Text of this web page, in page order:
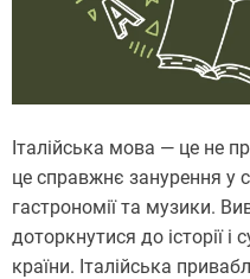
Італійська мова — це не
це справжнє занурення у
гастрономії та музики.
доторкнутися до історії і
країни. Італійська